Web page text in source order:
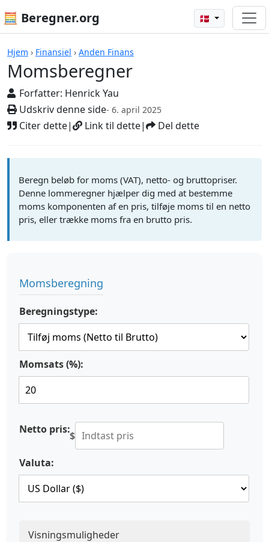
🧮 Beregner.org 🇩🇰
Hjem › Finansiel › Anden Finans
Momsberegner
Forfatter: Henrick Yau
Udskriv denne side- 6. april 2025
Citer dette| Link til dette| Del dette
Beregnere
Beregn beløb for moms (VAT), netto- og bruttopriser.
Denne lommeregner hjælper dig med at bestemme
moms komponenten af en pris, tilføje moms til en netto
pris, eller trække moms fra en brutto pris.
Momsberegning
Beregningstype:
Momsats (%):
Netto pris:$
Valuta:
Visningsmuligheder